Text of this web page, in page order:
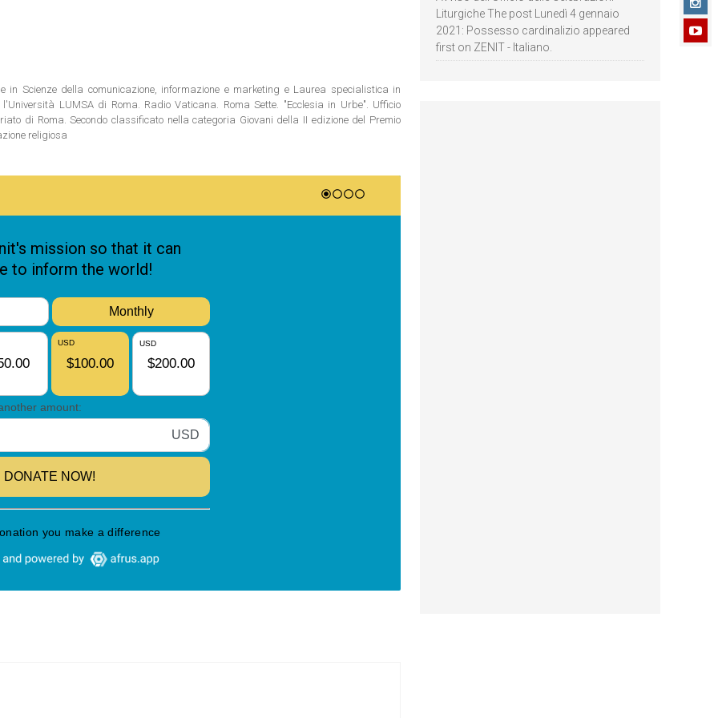
in Scienze della comunicazione, informazione e marketing e Laurea specialistica in
LUMSA di Roma. Radio Vaticana. Roma Sette. "Ecclesia in Urbe". Ufficio
di Roma. Secondo classificato nella categoria Giovani della II edizione del Premio
religiosa
Liturgiche The post Lunedì 4 gennaio
2021: Possesso cardinalizio appeared
first on ZENIT - Italiano.